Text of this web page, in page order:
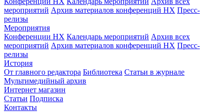
мероприятий Архив материалов конференций НХ Пресс-
релизы
Мероприятия
Конференции НХ Календарь мероприятий Архив всех
мероприятий Архив материалов конференций НХ Пресс-
релизы
История
От главного редактора Библиотека Статьи в журнале
Мультимедийный архив
Интернет магазин
Статьи Подписка
Контакты